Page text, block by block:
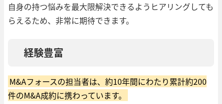
自身の持つ悩みを最大限解決できるようヒアリングしても
らえるため、非常に期待できます。
経験豊富
M&Aフォースの担当者は、約10年間にわたり累計約200
件のM&A成約に携わっています。